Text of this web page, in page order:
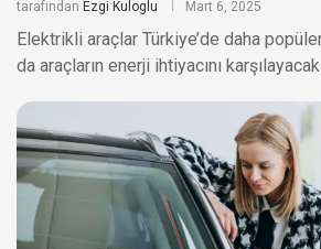
tarafından Ezgi Kuloglu Mart 6, 2025
Elektrikli araçlar Türkiye’de daha
da araçların enerji ihtiyacını